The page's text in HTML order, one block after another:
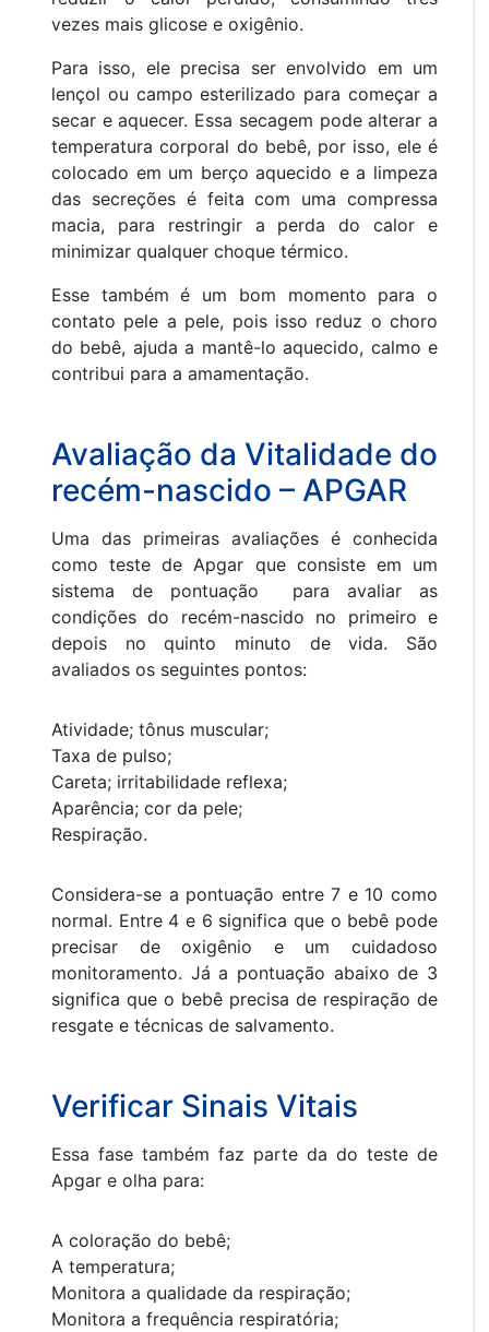
vezes mais glicose e oxigênio.
Para isso, ele precisa ser envolvido em um
lençol ou campo esterilizado para começar a
secar e aquecer. Essa secagem pode alterar a
temperatura corporal do bebê, por isso, ele é
colocado em um berço aquecido e a limpeza
das secreções é feita com uma compressa
macia, para restringir a perda do calor e
minimizar qualquer choque térmico.
Esse também é um bom momento para o
contato pele a pele, pois isso reduz o choro
do bebê, ajuda a mantê-lo aquecido, calmo e
contribui para a amamentação.
Avaliação da Vitalidade do
recém-nascido – APGAR
Uma das primeiras avaliações é conhecida
como teste de Apgar que consiste em um
sistema de pontuação para avaliar as
condições do recém-nascido no primeiro e
depois no quinto minuto de vida. São
avaliados os seguintes pontos:
Atividade; tônus ​​muscular;
Taxa de pulso;
Careta; irritabilidade reflexa;
Aparência; cor da pele;
Respiração.
Considera-se a pontuação entre 7 e 10 como
normal. Entre 4 e 6 significa que o bebê pode
precisar de oxigênio e um cuidadoso
monitoramento. Já a pontuação abaixo de 3
significa que o bebê precisa de respiração de
resgate e técnicas de salvamento.
Verificar Sinais Vitais
Essa fase também faz parte da do teste de
Apgar e olha para:
A coloração do bebê;
A temperatura;
Monitora a qualidade da respiração;
Monitora a frequência respiratória;